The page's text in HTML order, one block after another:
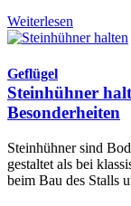
Weiterlesen
Geflügel
Steinhühner
Besonderheiten
Steinhühner sind
gestaltet als bei
beim Bau des Stalls